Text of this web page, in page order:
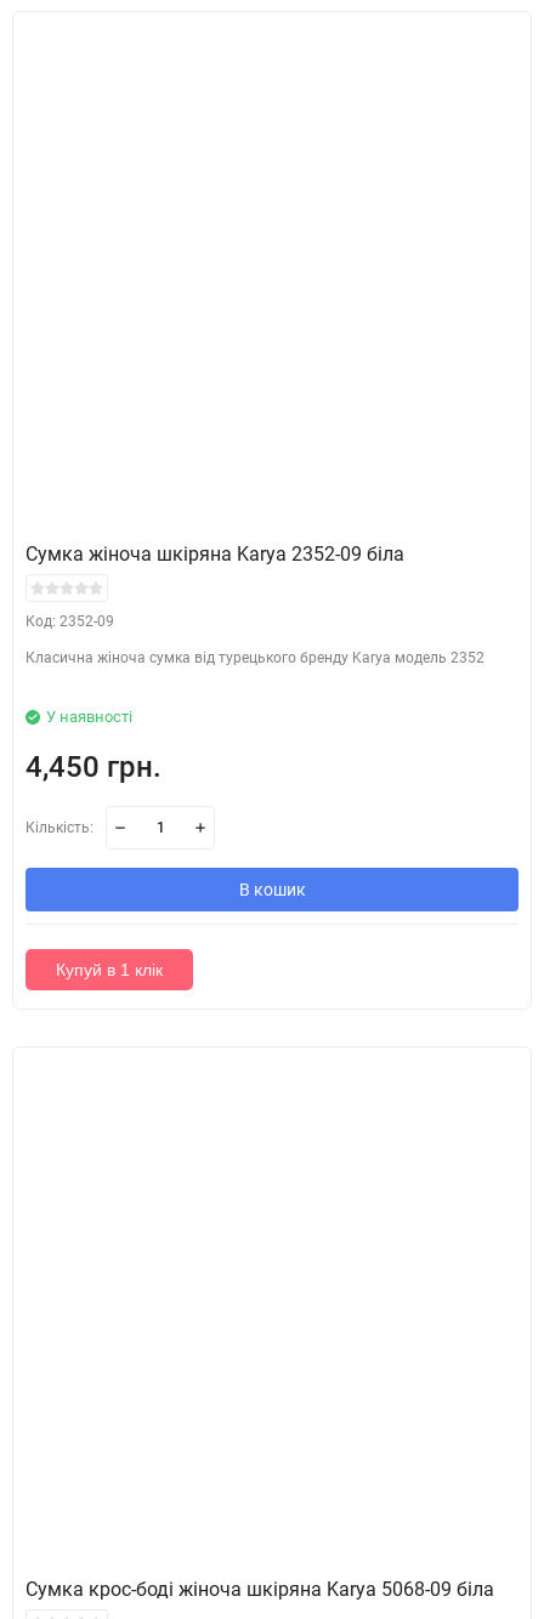
Сумка жіноча шкіряна Karya 2352-09 біла
Код: 2352-09
Класична жіноча сумка від турецького бренду Karya модель 2352
У наявності
4,450 грн.
Кількість:
В кошик
Купуй в 1 клік
Сумка крос-боді жіноча шкіряна Karya 5068-09 біла